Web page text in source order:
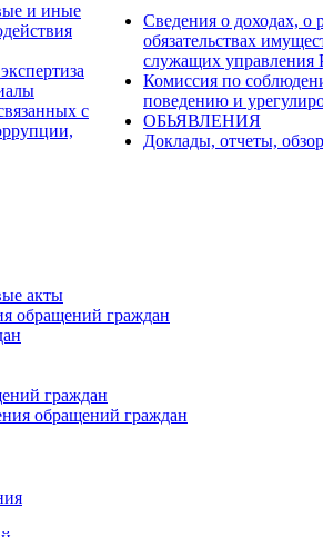
и иные
с
Сведения о доходах, о
обязательствах
служащих управления
Комиссия по
поведению и
ОБЬЯВЛЕНИЯ
Доклады, отчеты,
акты
обращений граждан
граждан
обращений граждан